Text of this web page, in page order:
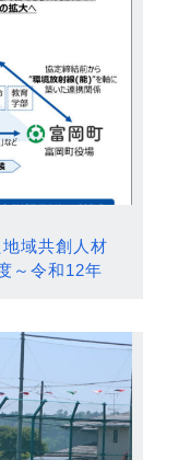
域共創人材
～令和12年